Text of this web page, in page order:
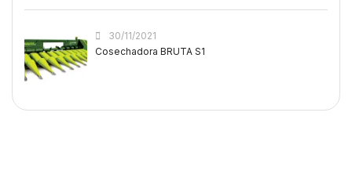
30/11/2021
Cosechadora BRUTA S1